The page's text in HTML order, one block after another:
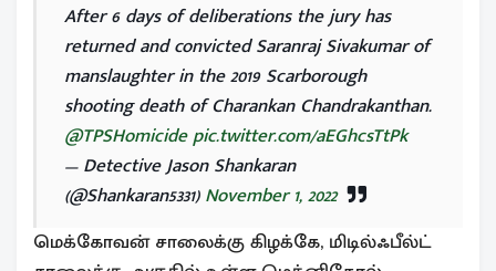
After 6 days of deliberations the jury has
returned and convicted Saranraj Sivakumar of
manslaughter in the 2019 Scarborough
shooting death of Charankan Chandrakanthan.
@TPSHomicidepic.twitter.com/aEGhcsTtPk
— Detective Jason Shankaran
(@Shankaran5331)November 1, 2022
மெக்கோவன் சாலைக்கு கிழக்கே, மிடில்ஃபீல்ட்